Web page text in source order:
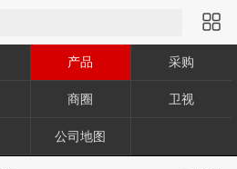
产品 采购
商圈 卫视
公司地图